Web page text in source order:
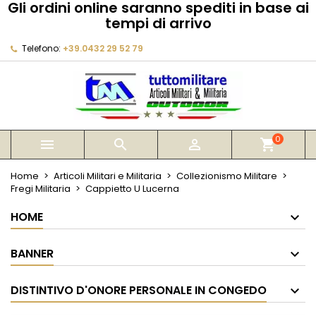
Gli ordini online saranno spediti in base ai
tempi di arrivo
Telefono: +39.0432 29 52 79
   shopping_cart0
Home Articoli Militari e Militaria
Collezionismo Militare
Fregi Militaria
Cappietto U Lucerna
HOME
BANNER
DISTINTIVO D'ONORE PERSONALE IN CONGEDO
My wishlists
add_circle_outline Create new list
Crea lista dei desideri
Annulla Crea lista dei desideri
Devi avere effettuato l'accesso per salvare dei
prodotti nella tua lista dei desideri.
Annulla